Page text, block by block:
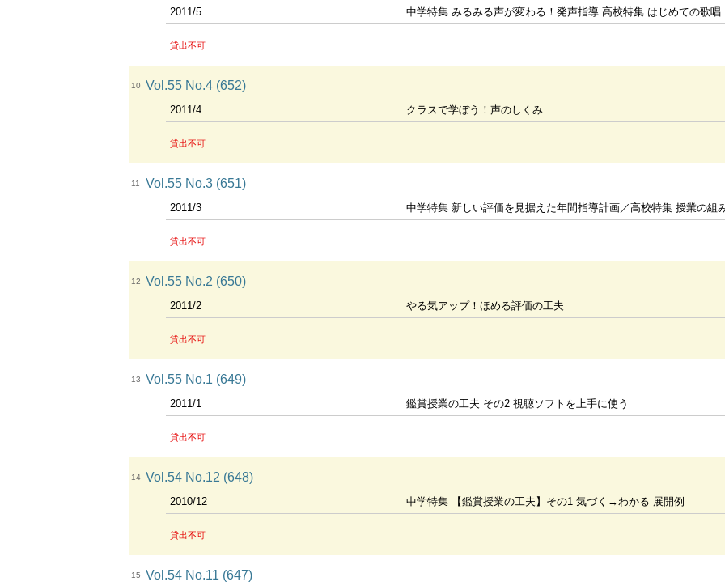
2011/5 中学特集 みるみる声が変わる！発声指導 高校特集 はじめての歌唱
貸出不可
10 Vol.55 No.4 (652)
2011/4 クラスで学ぼう！声のしくみ
貸出不可
11 Vol.55 No.3 (651)
2011/3 中学特集 新しい評価を見据えた年間指導計画／高校特集 授業の組
貸出不可
12 Vol.55 No.2 (650)
2011/2 やる気アップ！ほめる評価の工夫
貸出不可
13 Vol.55 No.1 (649)
2011/1 鑑賞授業の工夫 その2 視聴ソフトを上手に使う
貸出不可
14 Vol.54 No.12 (648)
2010/12 中学特集 【鑑賞授業の工夫】その1 気づく→わかる 展開例
貸出不可
15 Vol.54 No.11 (647)